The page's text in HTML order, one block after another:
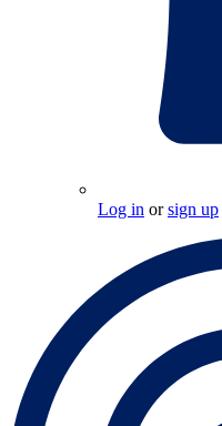
Log in orsign up